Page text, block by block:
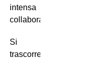
intensa
collaborazione.
Si
trascorre